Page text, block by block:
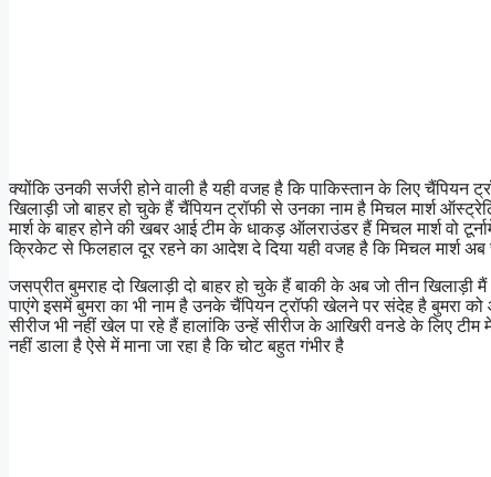
क्योंकि उनकी सर्जरी होने वाली है यही वजह है कि पाकिस्तान के लिए
खिलाड़ी जो बाहर हो चुके हैं चैंपियन ट्रॉफी से उनका नाम है मिचल मार्श
मार्श के बाहर होने की खबर आई टीम के धाकड़ ऑलराउंडर हैं मिचल मार्श वो
क्रिकेट से फिलहाल दूर रहने का आदेश दे दिया यही वजह है कि मिचल मार्श
जसप्रीत बुमराह दो खिलाड़ी दो बाहर हो चुके हैं बाकी के अब जो तीन
पाएंगे इसमें बुमरा का भी नाम है उनके चैंपियन ट्रॉफी खेलने पर संदेह है बुमरा
सीरीज भी नहीं खेल पा रहे हैं हालांकि उन्हें सीरीज के आखिरी वनडे के लिए
नहीं डाला है ऐसे में माना जा रहा है कि चोट बहुत गंभीर है